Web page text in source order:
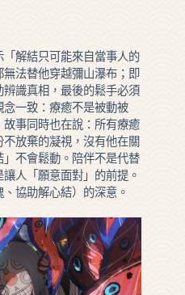
解結只可能來自當事人的
法替他穿越彌山瀑布；即
識真相，最後的鬆手必須
一致：療癒不是被動被
事同時也在說：所有療癒
放棄的凝視，沒有他在關
不會鬆動。陪伴不是代替
人「願意面對」的前提。
協助解心結）的深意。